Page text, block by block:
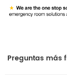
Preguntas más